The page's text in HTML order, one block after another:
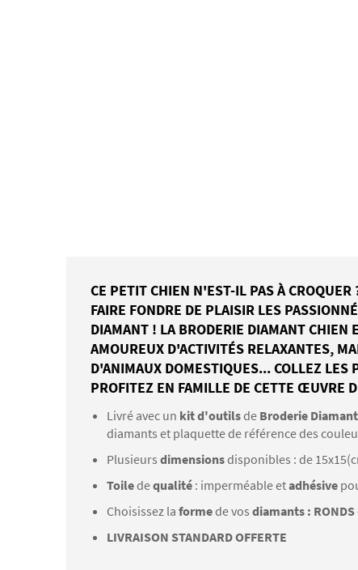
CE PETIT CHIEN N'EST-IL PAS À
FAIRE FONDRE DE PLAISIR LES
DIAMANT ! LA BRODERIE DIAMANT CHIEN
AMOUREUX D'ACTIVITÉS RELAXANTES,
D'ANIMAUX DOMESTIQUES... COLLEZ LES
PROFITEZ EN FAMILLE DE CETTE ŒUVRE
Livré avec un kit d'outilsde Broderie Diamant
diamants et plaquette de référence des
Plusieurs dimensionsdisponibles : de
Toiledequalité : imperméable etadhésive
Choisissez la formede vos diamants : RONDS
LIVRAISON STANDARD OFFERTE